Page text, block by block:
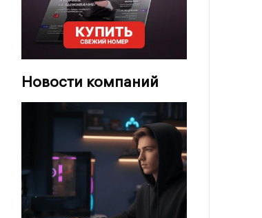
Новости компаний